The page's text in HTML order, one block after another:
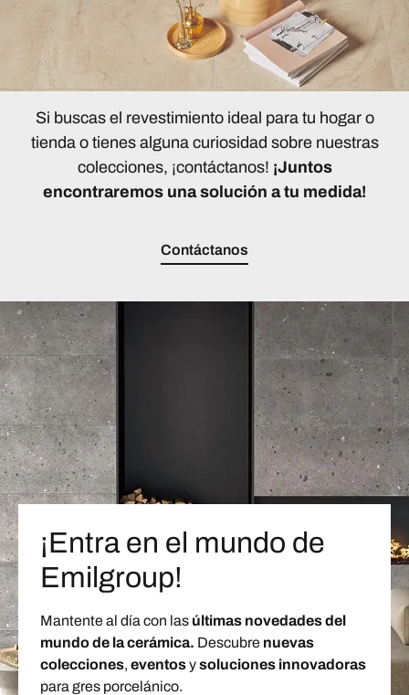
Si buscas el revestimiento ideal para tu hogar o
tienda o tienes alguna curiosidad sobre nuestras
colecciones, ¡contáctanos! ¡Juntos
encontraremos una solución a tu medida!
Contáctanos
¡Entra en el mundo de
Emilgroup!
Mantente al día con las últimas novedades del
mundo de la cerámica. Descubre nuevas
colecciones, eventosysoluciones innovadoras
para gres porcelánico.